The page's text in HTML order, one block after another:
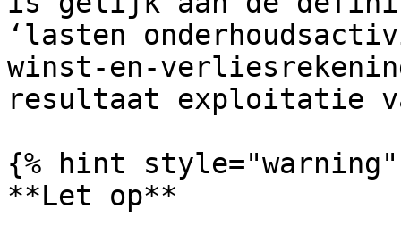
‘lasten
winst-en-
resultaat exploitatie
{% hint style="warning"
**Let op**